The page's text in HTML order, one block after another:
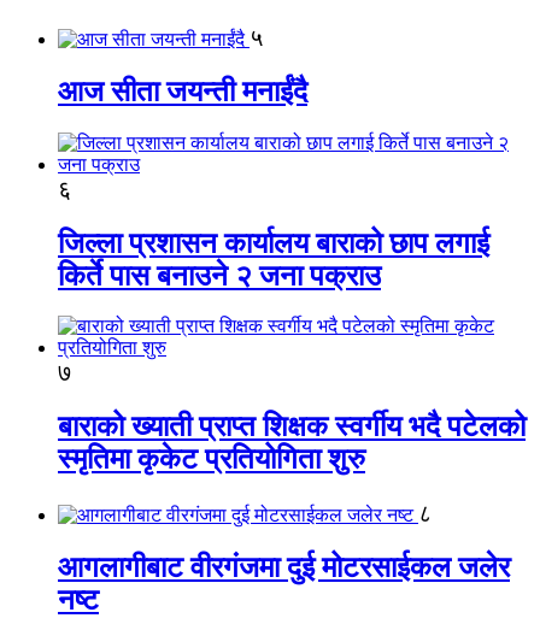
५
आज सीता जयन्ती मनाईंदै
६
जिल्ला प्रशासन कार्यालय बाराको छाप लगाई
किर्ते पास बनाउने २ जना पक्राउ
७
बाराको ख्याती प्राप्त शिक्षक स्वर्गीय भदै पटेलको
स्मृतिमा कृकेट प्रतियोगिता शुरु
८
आगलागीबाट वीरगंजमा दुई मोटरसाईकल जलेर
नष्ट